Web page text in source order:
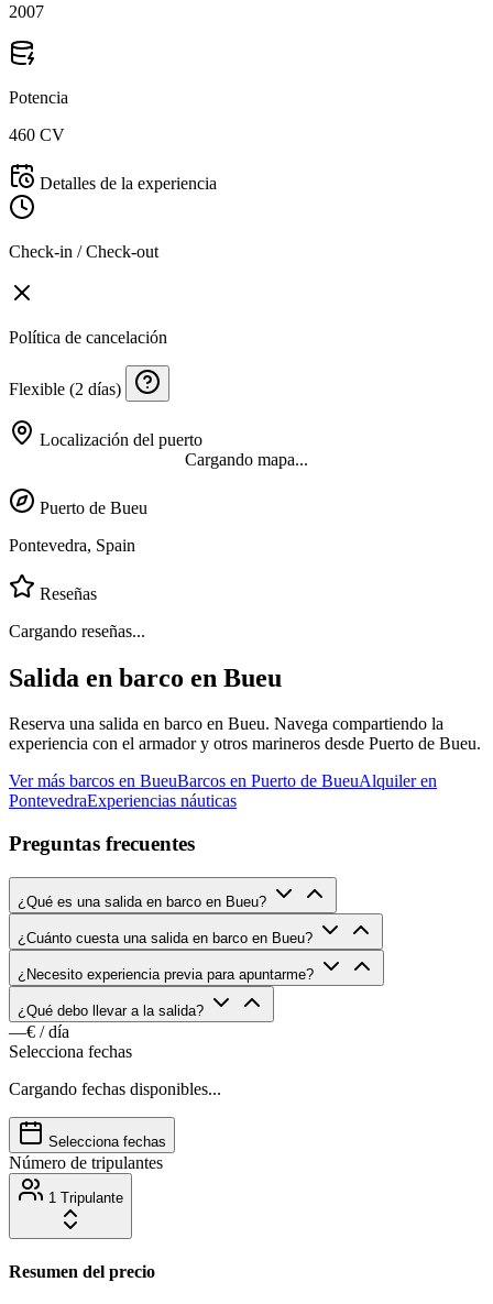
2007
Potencia
460 CV
Detalles de la experiencia
Check-in / Check-out
Política de cancelación
Flexible (2 días)
Localización del puerto
Cargando mapa...
Puerto de Bueu
Pontevedra, Spain
Reseñas
Cargando reseñas...
Salida en barco en Bueu
Reserva una salida en barco en Bueu. Navega compartiendo la
experiencia con el armador y otros marineros desde Puerto de Bueu.
Ver más barcos en BueuBarcos en Puerto de BueuAlquiler en
PontevedraExperiencias náuticas
Preguntas frecuentes
¿Qué es una salida en barco en Bueu?
¿Cuánto cuesta una salida en barco en Bueu?
¿Necesito experiencia previa para apuntarme?
¿Qué debo llevar a la salida?
—€ / día
Selecciona fechas
Cargando fechas disponibles...
Selecciona fechas
Número de tripulantes
1 Tripulante
Resumen del precio